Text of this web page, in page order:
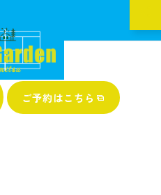
1122
ご予約はこちら
Kimitsu ALL RIGHTS RESERVED.